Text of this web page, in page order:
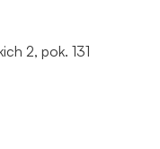
2, ​pok. 131